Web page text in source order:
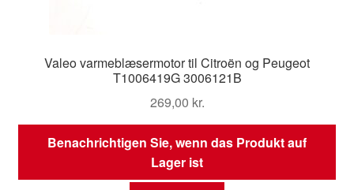
Valeo varmeblæsermotor til Citroën og Peugeot
T1006419G 3006121B
269,00 kr.
Benachrichtigen Sie, wenn das Produkt auf
Lager ist